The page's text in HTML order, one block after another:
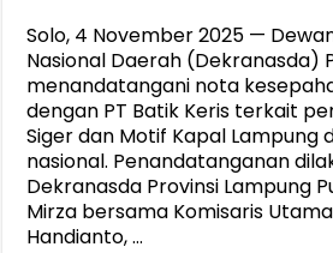
Solo, 4 November 2025 —
Nasional Daerah (Dekranasda)
menandatangani nota
dengan PT Batik Keris terkait
Siger dan Motif Kapal Lampung
nasional. Penandatanganan
Dekranasda Provinsi Lampung
Mirza bersama Komisaris
Handianto, …